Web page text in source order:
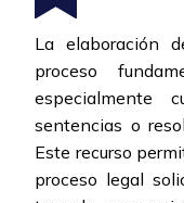
La elaboración
proceso
especialmente
sentencias o
Este recurso
proceso legal